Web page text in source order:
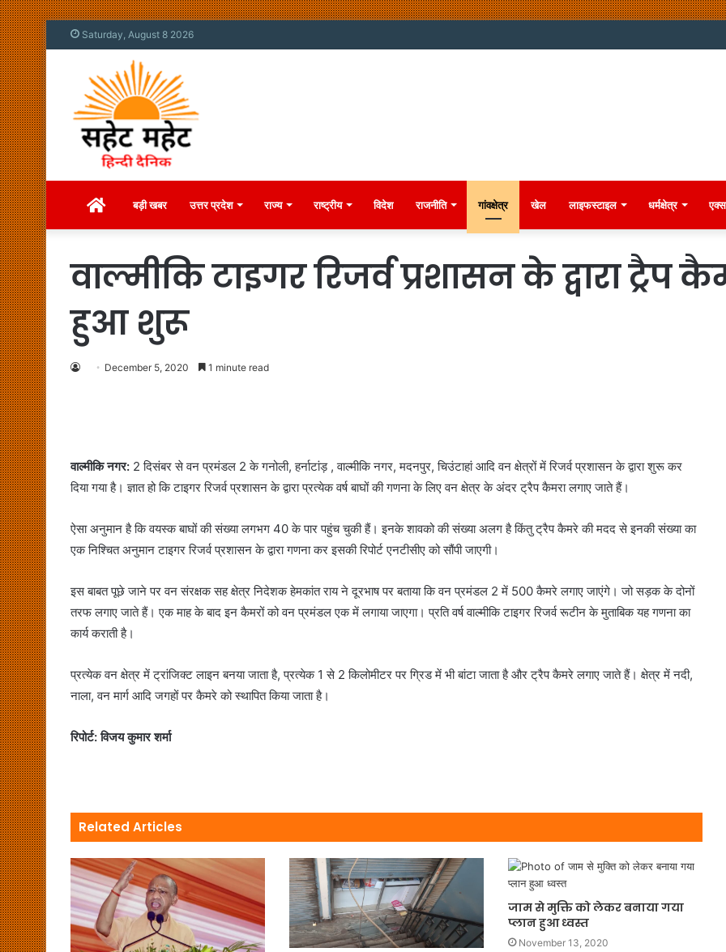
Saturday, August 8 2026
Homeबड़ी खबर उत्तर प्रदेश राज्य राष्ट्रीय विदेश राजनीति गांवक्षेत्र खेल लाइफस्टाइल धर्मक्षेत्र
वाल्मीकि टाइगर रिजर्व प्रशासन के द्वारा ट्रैप
हुआ शुरू
December 5, 2020 1 minute read
वाल्मीकि नगर: 2 दिसंबर से वन प्रमंडल 2 के गनोली, हर्नाटांड़ , वाल्मीकि नगर, मदनपुर, चिउंटाहां आदि वन क्षेत्रों में रिजर्व प्रशासन के द्वारा शुरू कर
दिया गया है। ज्ञात हो कि टाइगर रिजर्व प्रशासन के द्वारा प्रत्येक वर्ष बाघों की गणना के लिए वन क्षेत्र के अंदर ट्रैप कैमरा लगाए जाते हैं।
ऐसा अनुमान है कि वयस्क बाघों की संख्या लगभग 40 के पार पहुंच चुकी हैं। इनके शावको की संख्या अलग है किंतु ट्रैप कैमरे की मदद से इनकी संख्या का
एक निश्चित अनुमान टाइगर रिजर्व प्रशासन के द्वारा गणना कर इसकी रिपोर्ट एनटीसीए को सौंपी जाएगी।
इस बाबत पूछे जाने पर वन संरक्षक सह क्षेत्र निदेशक हेमकांत राय ने दूरभाष पर बताया कि वन प्रमंडल 2 में 500 कैमरे लगाए जाएंगे। जो सड़क के दोनों
तरफ लगाए जाते हैं। एक माह के बाद इन कैमरों को वन प्रमंडल एक में लगाया जाएगा। प्रति वर्ष वाल्मीकि टाइगर रिजर्व रूटीन के मुताबिक यह गणना का
कार्य कराती है।
प्रत्येक वन क्षेत्र में ट्रांजिक्ट लाइन बनया जाता है, प्रत्येक 1 से 2 किलोमीटर पर ग्रिड में भी बांटा जाता है और ट्रैप कैमरे लगाए जाते हैं। क्षेत्र में नदी,
नाला, वन मार्ग आदि जगहों पर कैमरे को स्थापित किया जाता है।
रिपोर्ट: विजय कुमार शर्मा
Related Articles
जाम से मुक्ति को लेकर बनाया गया
प्लान हुआ ध्वस्त
November 13, 2020